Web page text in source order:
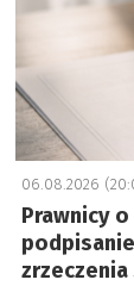
06.08.2026
Prawnicy o